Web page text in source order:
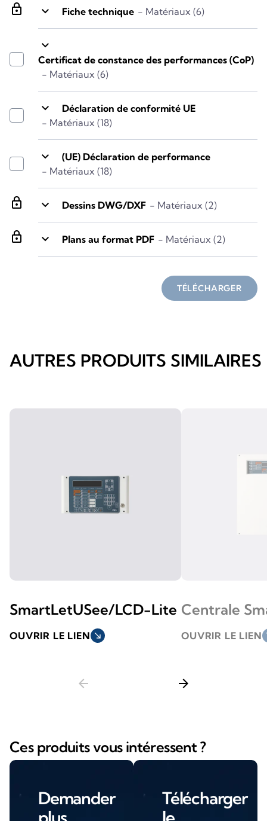
lock keyboard_arrow_down Fiche technique - Matériaux (6)
keyboard_arrow_down
Certificat de constance des performances (CoP)
- Matériaux (6)
keyboard_arrow_down
Déclaration de conformité UE
- Matériaux (18)
keyboard_arrow_down
(UE) Déclaration de performance
- Matériaux (18)
lock keyboard_arrow_down Dessins DWG/DXF - Matériaux (2)
lock keyboard_arrow_down Plans au format PDF - Matériaux (2)
TÉLÉCHARGER
AUTRES PRODUITS SIMILAIRES
SmartLetUSee/LCD-Lite
OUVRIR LE LIEN south_east
Centrale
OUVRIR LE LIEN
arrow_back arrow_forward
Ces produits vous intéressent ?
Demander
Télécharger